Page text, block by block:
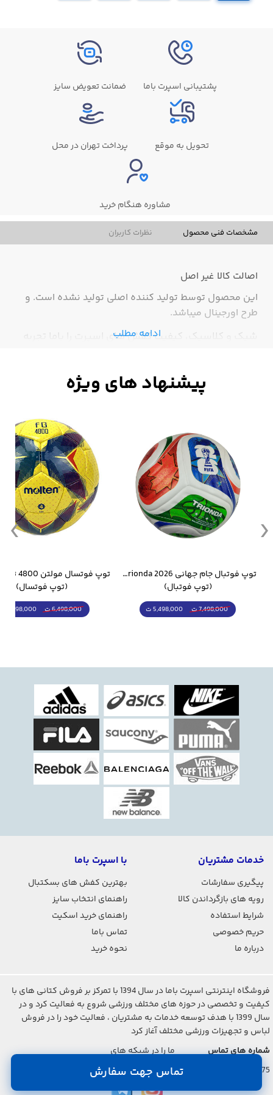
تماس جهت سفارش
پشتیبانی اسپرت باما ضمانت تعویض سایز
تحویل به موقع پرداخت تهران در محل
مشاوره هنگام خرید
مشخصات فنی محصول نظرات کاربران
اصالت کالا غیر اصل
این محصول توسط تولید کننده اصلی تولید نشده است. و
طرح اورجینال میباشد.
شیک و کلاسیک، کیفیت کفش های اسپرت را باما تجربه
ادامه مطلب
توپ فوتبال جام جهانی 2026 Trionda مشابه اورجینال
(توپ فوتبال)
7,498,000 ت 5,498,000 ت
(توپ فوتسال)
6,498,000 ت 5,298,000 ت
خدمات مشتریان
پیگیری سفارشات
رویه های بازگرداندن کالا
شرایط استفاده
حریم خصوصی
درباره ما
با اسپرت باما
بهترین کفش های بسکتبال
راهنمای انتخاب سایز
راهنمای خرید اسکیت
تماس باما
نحوه خرید
فروشگاه اینترنتی اسپرت باما در سال 1394 با تمرکز بر فروش کتانی های با
کیفیت و تخصصی در حوزه های مختلف ورزشی شروع به فعالیت کرد و در
سال 1399 با هدف توسعه خدمات به مشتریان ، فعالیت خود را در فروش
لباس و تجهیزات ورزشی مختلف آغاز کرد
شماره های تماس
021-2842-7275
ما را در شبکه های
اجتماعی دنبال کنید